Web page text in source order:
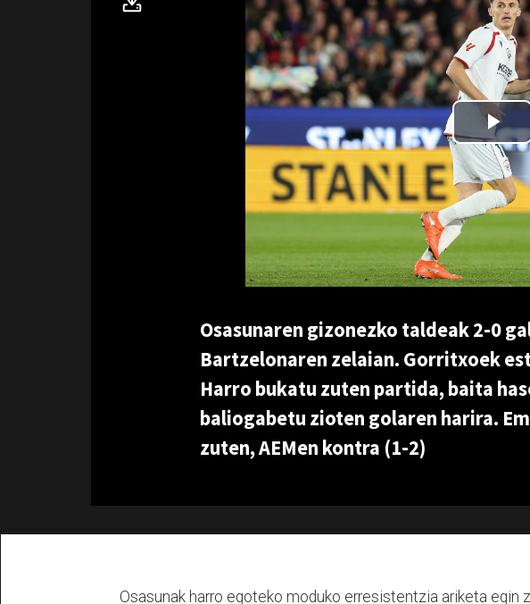
Osasunaren gizonezko taldeak 2-0
Bartzelonaren zelaian. Gorritxoek
Harro bukatu zuten partida, baita
baliogabetu zioten golaren harira.
zuten, AEMen kontra (1-2)
Osasunak harro egoteko moduko erresistentzia ariketa egin